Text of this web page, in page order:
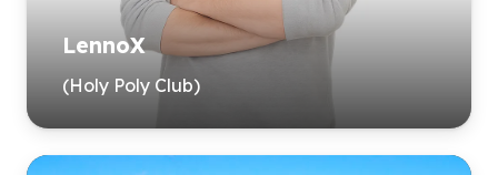
LennoX
(Holy Poly Club)